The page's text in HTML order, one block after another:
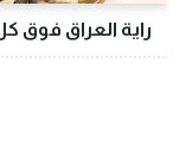
راية العراق فوق